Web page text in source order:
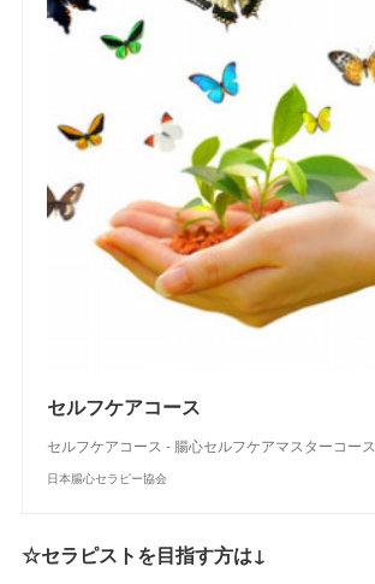
セルフケアコース
セルフケアコース - 腸心セルフケアマスターコース
日本腸心セラピー協会
☆セラピストを目指す方は↓